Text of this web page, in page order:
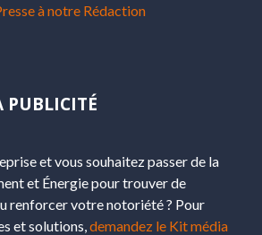
à notre Rédaction
PUBLICITÉ
et vous souhaitez passer de la
et Énergie pour trouver de
renforcer votre notoriété ? Pour
et solutions, demandez le Kit média